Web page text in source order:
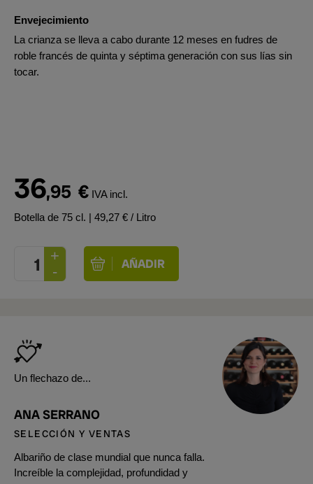
Envejecimiento
La crianza se lleva a cabo durante 12 meses en fudres de
roble francés de quinta y séptima generación con sus lías sin
tocar.
36,95 € IVA incl.
Botella de 75 cl. | 49,27 € / Litro
Un flechazo de...
ANA SERRANO
SELECCIÓN Y VENTAS
Albariño de clase mundial que nunca falla.
Increíble la complejidad, profundidad y